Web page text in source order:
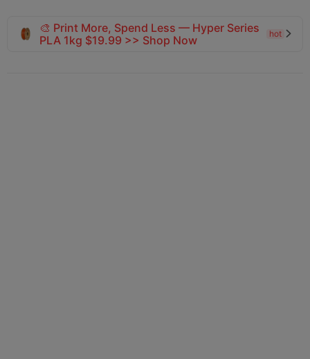
🎨 Print More, Spend Less — Hyper Series
PLA 1kg $19.99 >> Shop Now
hot 